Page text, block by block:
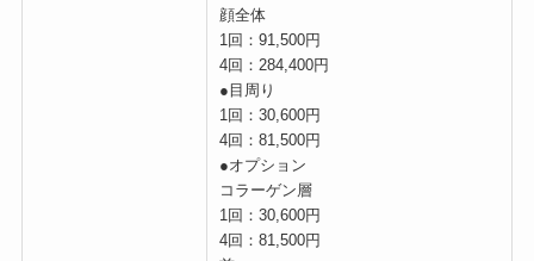
顔全体
1回：91,500円
4回：284,400円
●目周り
1回：30,600円
4回：81,500円
●オプション
コラーゲン層
1回：30,600円
4回：81,500円